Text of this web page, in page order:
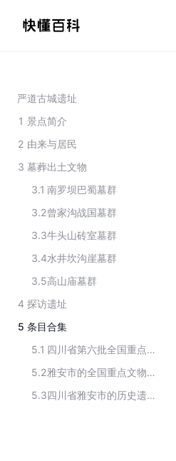
严道古城遗址
1 景点简介
2 由来与居民
3 墓葬出土文物
3.1 南罗坝巴蜀墓群
3.2曾家沟战国墓群
3.3牛头山砖室墓群
3.4水井坎沟崖墓群
3.5高山庙墓群
4 探访遗址
5 条目合集
5.1
四川省第六批全国重点文物保护单位古遗址类名单
5.2
雅安市的全国重点文物保护单位
5.3
四川省雅安市的历史遗迹